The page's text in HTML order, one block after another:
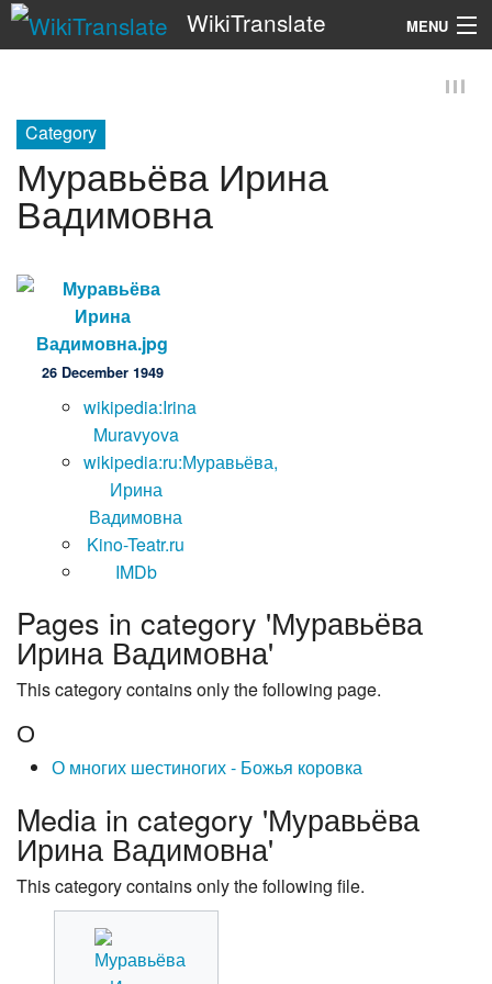
WikiTranslate MENU
Category
Муравьёва Ирина
Вадимовна
26 December 1949
wikipedia:Irina
Muravyova
wikipedia:ru:Муравьёва,
Ирина
Вадимовна
Kino-Teatr.ru
IMDb
Pages in category 'Муравьёва
Ирина Вадимовна'
This category contains only the following page.
О
О многих шестиногих - Божья коровка
Media in category 'Муравьёва
Ирина Вадимовна'
This category contains only the following file.